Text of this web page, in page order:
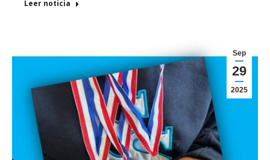
Leer noticia
Sep
29
2025